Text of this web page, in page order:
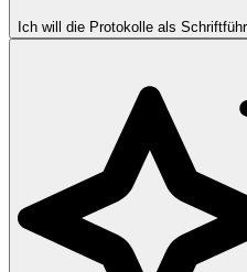
Ich will die Protokolle als